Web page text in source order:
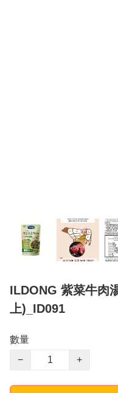
ILDONG 紫菜牛肉
上)_ID091
數量
−
+